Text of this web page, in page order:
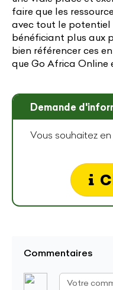
faire que les
avec tout le potentiel
bénéficiant plus aux
bien référencer ces
que Go Africa Online
Demande
Vous souhaitez
Commentaires